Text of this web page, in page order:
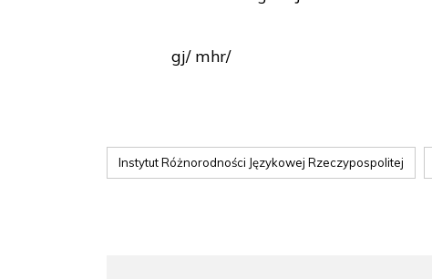
gj/ mhr/
Instytut Różnorodności Językowej Rzeczypospolitej